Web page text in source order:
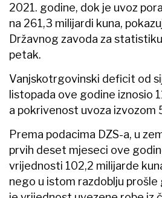
2021. godine, dok je uvoz
na 261,3 milijardi kuna,
Državnog zavoda za
petak.
Vanjskotrgovinski deficit od
listopada ove godine iznosio
a pokrivenost uvoza izvozom
Prema podacima DZS-a, u
prvih deset mjeseci ove
vrijednosti 102,2 milijarde
nego u istom razdoblju